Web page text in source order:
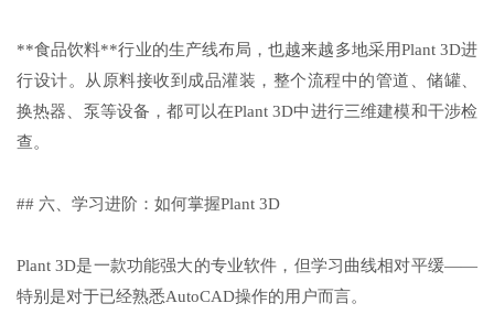
**食品饮料**行业的生产线布局，也越来越多地采用Plant 3D进
行设计。从原料接收到成品灌装，整个流程中的管道、储罐、
换热器、泵等设备，都可以在Plant 3D中进行三维建模和干涉检
查。
## 六、学习进阶：如何掌握Plant 3D
Plant 3D是一款功能强大的专业软件，但学习曲线相对平缓——
特别是对于已经熟悉AutoCAD操作的用户而言。